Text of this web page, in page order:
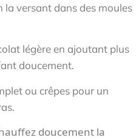
la versant dans des moules
légère en ajoutant plus
doucement.
ou crêpes pour un
doucement la